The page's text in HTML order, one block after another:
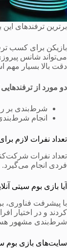
برترین ترفندهای این
بازیکن برای کسب
می‌تواند شانس
دقت بالا بسیار مهم
دو مورد از
شرط‌بندی بر
انجام
تعداد نفرات لازم
فردی انجام می‌گیرد.
آیا بازی بوم سیتی
با پیشرفت فناوری،
کردند و در اختیار
شرط‌بندی مشهور
سایت‌های بازی بوم